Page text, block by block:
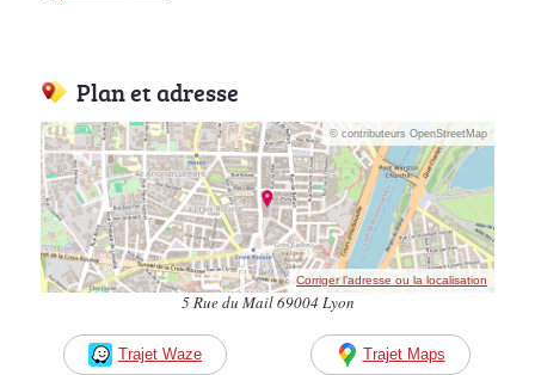
Plan et adresse
© contributeurs OpenStreetMap
Corriger l’adresse ou la localisation
5 Rue du Mail 69004 Lyon
Trajet Waze Trajet Maps